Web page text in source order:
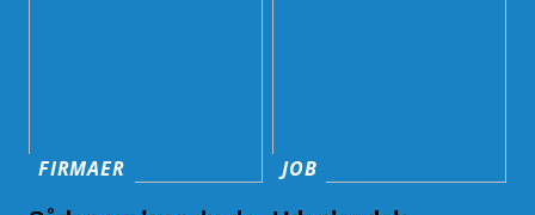
FIRMAER
JOB